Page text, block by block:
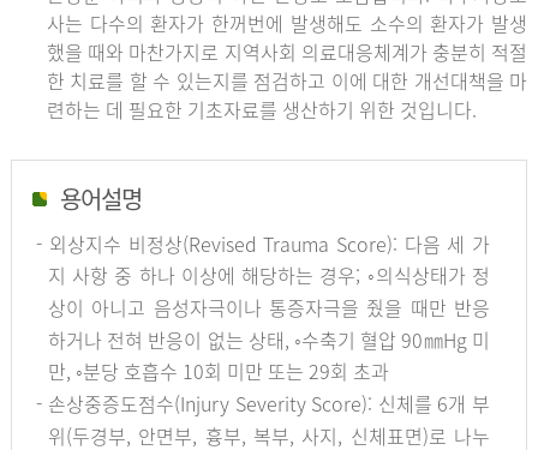
사는 다수의 환자가 한꺼번에 발생해도 소수의 환자가 발생
했을 때와 마찬가지로 지역사회 의료대응체계가 충분히 적절
한 치료를 할 수 있는지를 점검하고 이에 대한 개선대책을 마
련하는 데 필요한 기초자료를 생산하기 위한 것입니다.
용어설명
- 외상지수 비정상(Revised Trauma Score): 다음 세 가
지 사항 중 하나 이상에 해당하는 경우; ◦의식상태가 정
상이 아니고 음성자극이나 통증자극을 줬을 때만 반응
하거나 전혀 반응이 없는 상태, ◦수축기 혈압 90㎜Hg 미
만, ◦분당 호흡수 10회 미만 또는 29회 초과
- 손상중증도점수(Injury Severity Score): 신체를 6개 부
위(두경부, 안면부, 흉부, 복부, 사지, 신체표면)로 나누